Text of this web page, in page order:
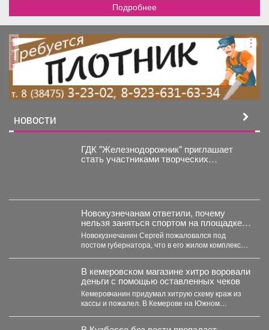
Подробнее
реклама
НОВОСТИ
ГДК "Железнодорожник" приглашает
стать участниками творческих
коллективов новом сезоне!
Новокузнечанам ответили, почему
нельзя заняться спортом на площадке
лицея
Новокузнечанин Сергей пожаловался под
постом губернатора, что в его жилом комплексе
В кемеровском магазине хитро воровали
деньги с помощью оставленных чеков
Кемеровчанин придумал хитрую схему краж из
кассы и пожалел. В Кемерове на Южном